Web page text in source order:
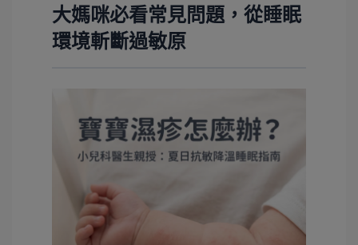
大媽咪必看常見問題，從睡眠
環境斬斷過敏原